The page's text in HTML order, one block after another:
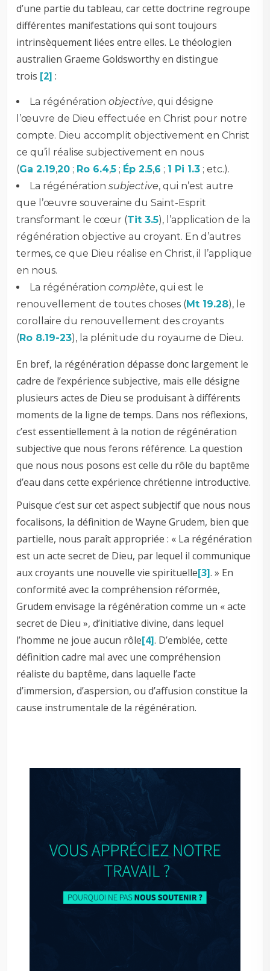
d’une partie du tableau, car cette doctrine regroupe
différentes manifestations qui sont toujours
intrinsèquement liées entre elles. Le théologien
australien Graeme Goldsworthy en distingue
trois [2] :
La régénérationobjective, qui désigne
l’œuvre de Dieu effectuée en Christ pour notre
compte. Dieu accomplit objectivement en Christ
ce qu’il réalise subjectivement en nous
(Ga 2.19,20 ; Ro 6.4,5 ; Ép 2.5,6 ; 1 Pi 1.3 ; etc.).
La régénérationsubjective, qui n’est autre
que l’œuvre souveraine du Saint-Esprit
transformant le cœur (Tit 3.5), l’application de la
régénération objective au croyant. En d’autres
termes, ce que Dieu réalise en Christ, il l’applique
en nous.
La régénérationcomplète, qui est le
renouvellement de toutes choses (Mt 19.28), le
corollaire du renouvellement des croyants
(Ro 8.19-23), la plénitude du royaume de Dieu.
En bref, la régénération dépasse donc largement le
cadre de l’expérience subjective, mais elle désigne
plusieurs actes de Dieu se produisant à différents
moments de la ligne de temps. Dans nos réflexions,
c’est essentiellement à la notion de régénération
subjective que nous ferons référence. La question
que nous nous posons est celle du rôle du baptême
d’eau dans cette expérience chrétienne introductive.
Puisque c’est sur cet aspect subjectif que nous nous
focalisons, la définition de Wayne Grudem, bien que
partielle, nous paraît appropriée : « La régénération
est un acte secret de Dieu, par lequel il communique
aux croyants une nouvelle vie spirituelle[3]. » En
conformité avec la compréhension réformée,
Grudem envisage la régénération comme un « acte
secret de Dieu », d’initiative divine, dans lequel
l’homme ne joue aucun rôle[4]. D’emblée, cette
définition cadre mal avec une compréhension
réaliste du baptême, dans laquelle l’acte
d’immersion, d’aspersion, ou d’affusion constitue la
cause instrumentale de la régénération.